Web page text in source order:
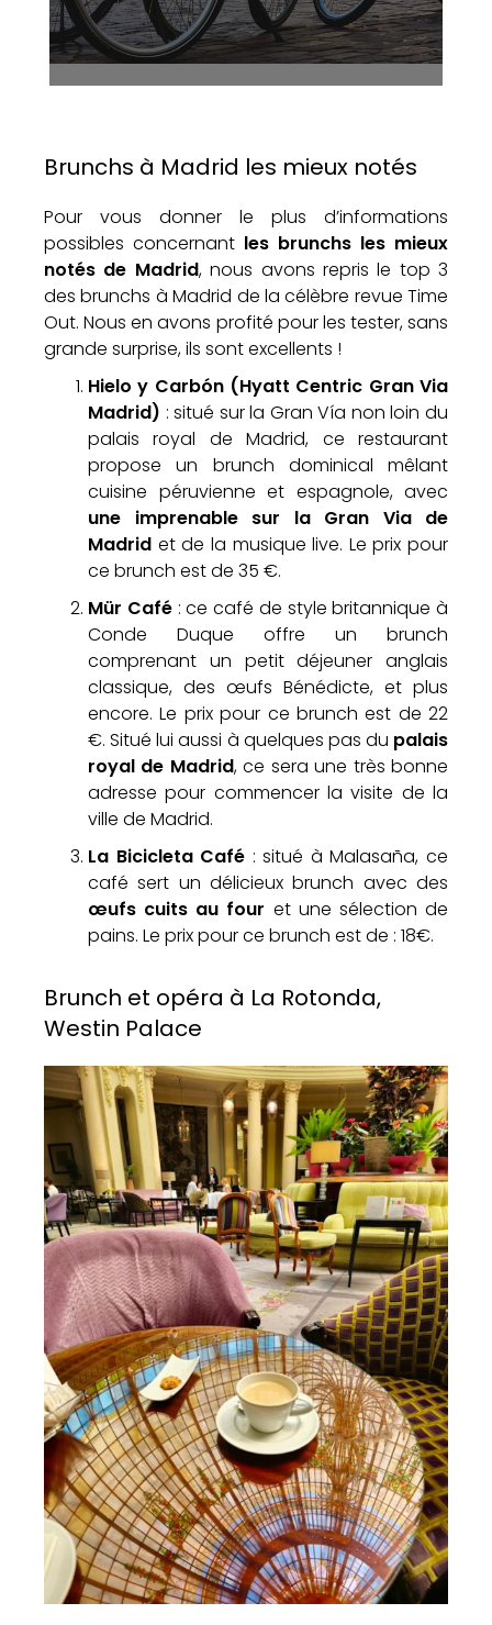
Brunchs à Madrid les mieux notés
Pour vous donner le plus d’informations
possibles concernant les brunchs les mieux
notés de Madrid, nous avons repris le top 3
des brunchs à Madrid de la célèbre revue Time
Out. Nous en avons profité pour les tester, sans
grande surprise, ils sont excellents !
Hielo y Carbón (Hyatt Centric Gran Via
Madrid) : situé sur la Gran Vía non loin du
palais royal de Madrid, ce restaurant
propose un brunch dominical mêlant
cuisine péruvienne et espagnole, avec
une imprenable sur la Gran Via de
Madrid et de la musique live. Le prix pour
ce brunch est de 35 €​.
Mür Café: ce café de style britannique à
Conde Duque offre un brunch
comprenant un petit déjeuner anglais
classique, des œufs Bénédicte, et plus
encore. Le prix pour ce brunch est de 22
€.​ Situé lui aussi à quelques pas du palais
royal de Madrid, ce sera une très bonne
adresse pour commencer la visite de la
ville de Madrid.
La Bicicleta Café : situé à Malasaña, ce
café sert un délicieux brunch avec des
œufs cuits au four et une sélection de
pains. Le prix pour ce brunch est de : 18€.
Brunch et opéra à La Rotonda,
Westin Palace